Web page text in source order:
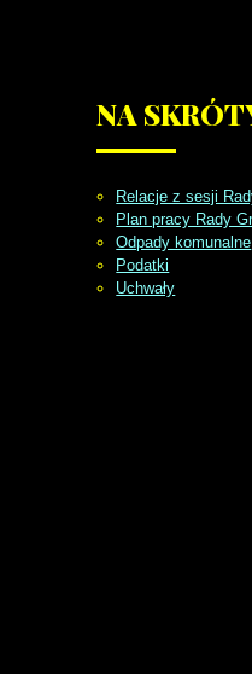
NA
Relacje z sesji
Plan pracy Rady
Odpady komunalne
Podatki
Uchwały